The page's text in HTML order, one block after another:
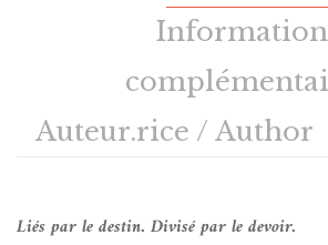
Auteur.rice / Author
Liés par le destin. Divisé par le devoir.